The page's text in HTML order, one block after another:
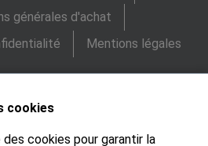
générales d'achat
Mentions légales
cookies
cookies pour garantir la